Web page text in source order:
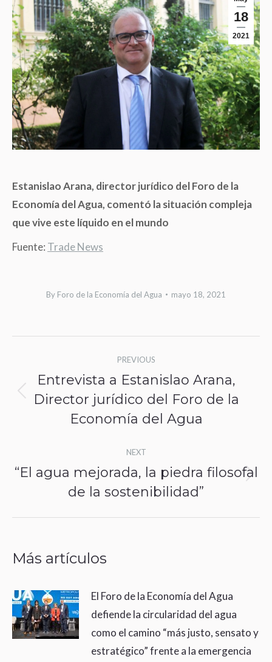
18
2021
Estanislao Arana, director jurídico del Foro de la
Economía del Agua, comentó la situación compleja
que vive este líquido en el mundo
Fuente: Trade News
By Foro de la Economía del Agua mayo 18, 2021
navigation
PREVIOUS
Previous
post:
Entrevista a Estanislao Arana,
Director jurídico del Foro de la
Economía del Agua
NEXT
Next
post:
“El agua mejorada, la piedra filosofal
de la sostenibilidad”
Más artículos
El Foro de la Economía del Agua
defiende la circularidad del agua
como el camino “más justo, sensato y
estratégico” frente a la emergencia